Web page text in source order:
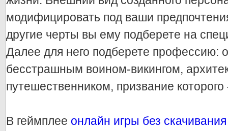
модифицировать под ваши
другие черты вы ему подберете на
Далее для него подберете профессию:
бесстрашным воином-викингом,
путешественником, призвание
В геймплее онлайн игры без скачивания